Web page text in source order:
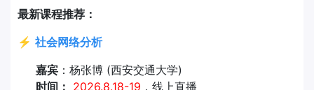
最新课程推荐：
⚡ 社会网络分析
嘉宾：杨张博 (西安交通大学)
时间： 2026.8.18-19 ，线上直播